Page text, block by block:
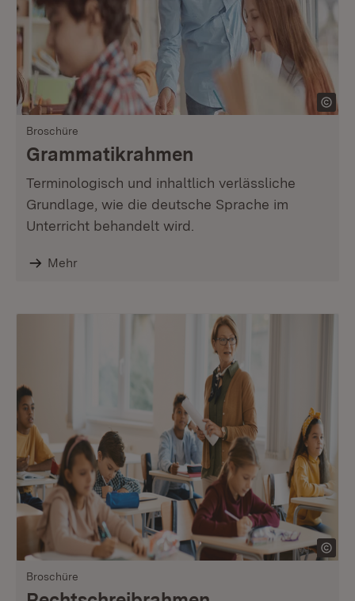
Broschüre
Grammatikrahmen
Terminologisch und inhaltlich verlässliche
Grundlage, wie die deutsche Sprache im
Unterricht behandelt wird.
Mehr
Broschüre